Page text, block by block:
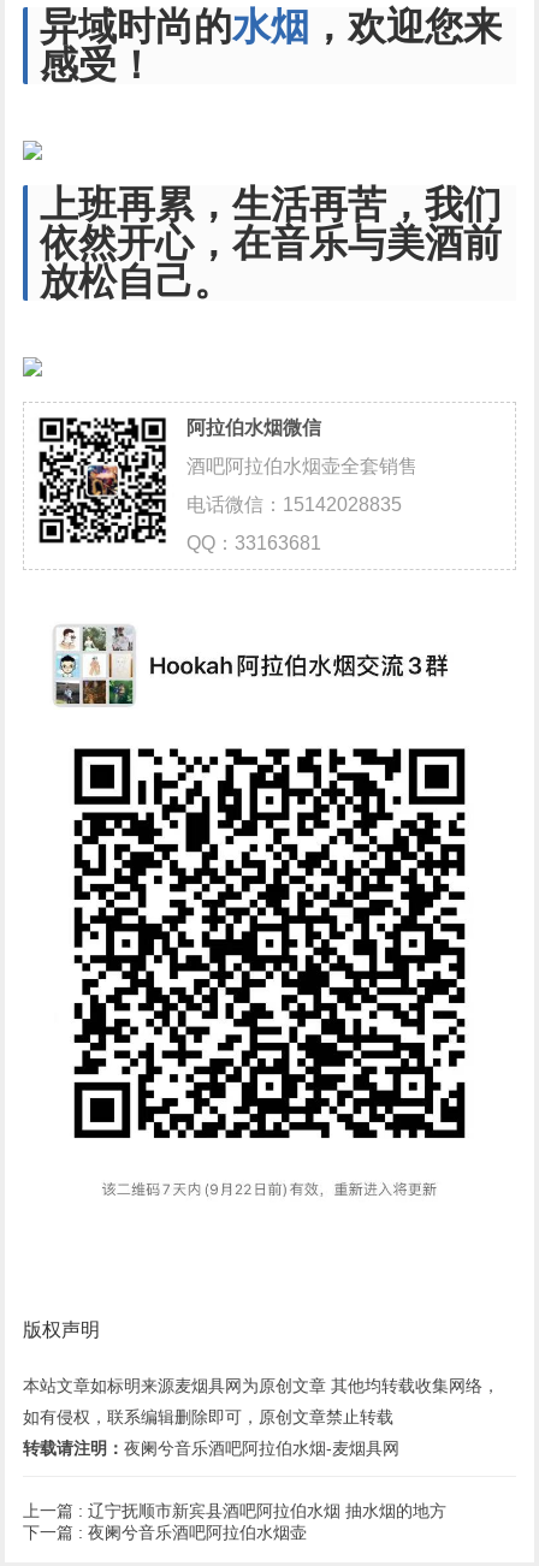
异域时尚的水烟 ，欢迎您来
感受！
上班再累，生活再苦，我们
依然开心，在音乐与美酒前
放松自己。
阿拉伯水烟微信
酒吧阿拉伯水烟壶全套销售
电话微信：15142028835
QQ：33163681
版权声明
本站文章如标明来源麦烟具网为原创文章 其他均转载收集网络，
如有侵权，联系编辑删除即可，原创文章禁止转载
转载请注明：夜阑兮音乐酒吧阿拉伯水烟-麦烟具网
上一篇 : 辽宁抚顺市新宾县酒吧阿拉伯水烟 抽水烟的地方
下一篇 : 夜阑兮音乐酒吧阿拉伯水烟壶